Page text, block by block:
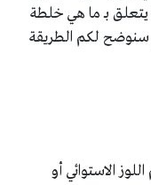
بـ ما هي خلطة
سنوضح لكم الطريقة
الاستوائي أو